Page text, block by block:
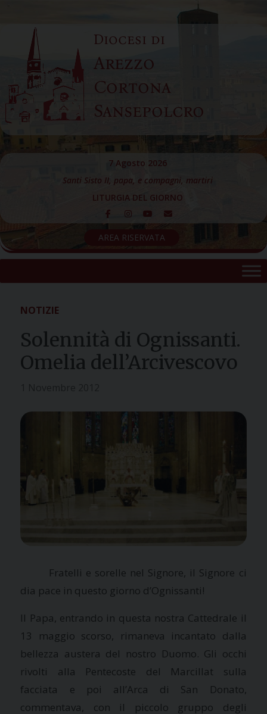
content
Diocesi di
Arezzo
Cortona
Sansepolcro
7 Agosto 2026
Santi Sisto II, papa, e compagni, martiri
LITURGIA DEL GIORNO
AREA RISERVATA
NOTIZIE
Solennità di Ognissanti.
Omelia dell’Arcivescovo
Fratelli e sorelle nel Signore, il Signore ci
dia pace in questo giorno d’Ognissanti!
Il Papa, entrando in questa nostra Cattedrale il
13 maggio scorso, rimaneva incantato dalla
bellezza austera del nostro Duomo. Gli occhi
rivolti alla Pentecoste del Marcillat sulla
facciata e poi all’Arca di San Donato,
commentava, con il piccolo gruppo degli